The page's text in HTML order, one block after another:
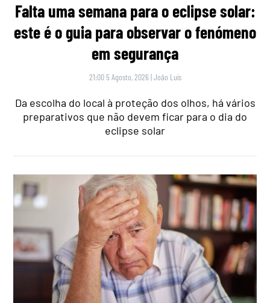
Falta uma semana para o eclipse solar:
este é o guia para observar o fenómeno
em segurança
21:00 5 Agosto, 2026 |João Luís
Da escolha do local à proteção dos olhos, há vários
preparativos que não devem ficar para o dia do
eclipse solar